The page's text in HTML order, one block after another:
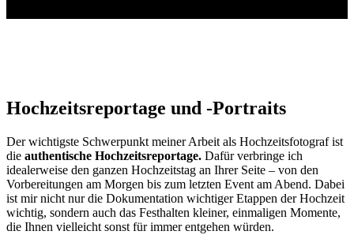
Hochzeitsreportage und -Portraits
Der wichtigste Schwerpunkt meiner Arbeit als Hochzeitsfotograf ist
die authentische Hochzeitsreportage. Dafür verbringe ich
idealerweise den ganzen Hochzeitstag an Ihrer Seite – von den
Vorbereitungen am Morgen bis zum letzten Event am Abend. Dabei
ist mir nicht nur die Dokumentation wichtiger Etappen der Hochzeit
wichtig, sondern auch das Festhalten kleiner, einmaligen Momente,
die Ihnen vielleicht sonst für immer entgehen würden.